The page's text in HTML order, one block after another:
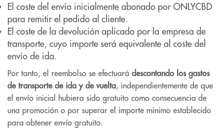
El coste del envío inicialmente abonado por ONLYCBD
para remitir el pedido al cliente.
El coste de la devolución aplicado por la empresa de
transporte, cuyo importe será equivalente al coste del
envío de ida.
Por tanto, el reembolso se efectuará descontando los gastos
de transporte de ida y de vuelta, independientemente de que
el envío inicial hubiera sido gratuito como consecuencia de
una promoción o por superar el importe mínimo establecido
para obtener envío gratuito.